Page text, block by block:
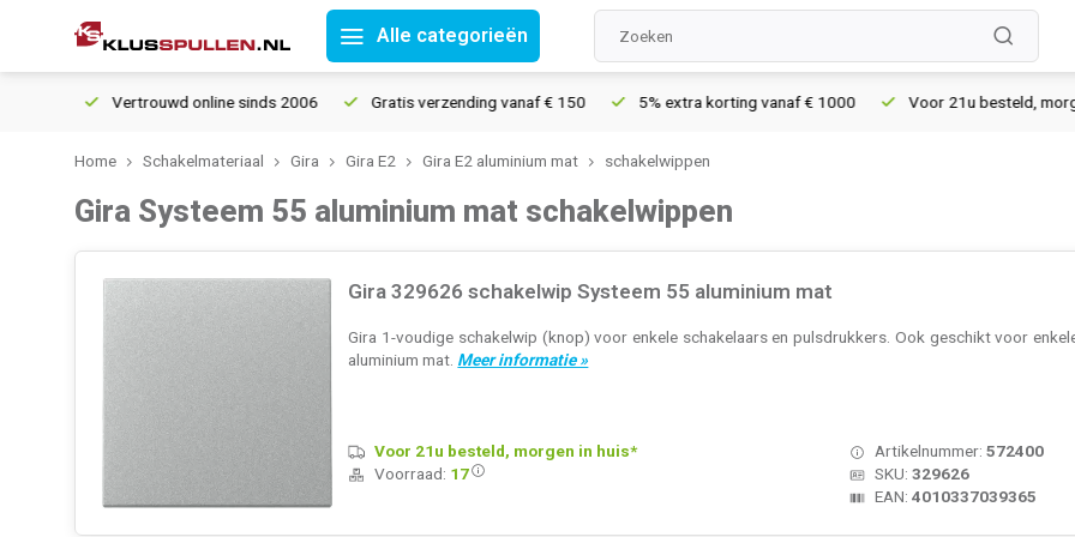
Alle categorieën
Vertrouwd online sinds 2006 Gratis verzending vanaf € 150 5% extra korting vanaf € 1000 Voor 21u besteld, morgen in huis*
Home Schakelmateriaal Gira Gira E2 Gira E2 aluminium mat schakelwippen
Gira Systeem 55 aluminium mat schakelwippen
Gira 329626 schakelwip Systeem 55 aluminium mat
Gira 1-voudige schakelwip (knop) voor enkele schakelaars en pulsdrukkers. Ook geschikt voor
aluminium mat. Meer informatie »
Artikelnummer:572400
SKU:329626
EAN:4010337039365
Voor 21u besteld, morgen in huis*
Voorraad: 17